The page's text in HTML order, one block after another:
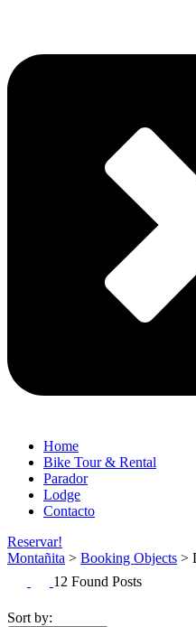
Home
Bike Tour & Rental
Parador
Lodge
Contacto
Reservar!
Montañita > Booking Objects >
12 Found Posts
Sort by: